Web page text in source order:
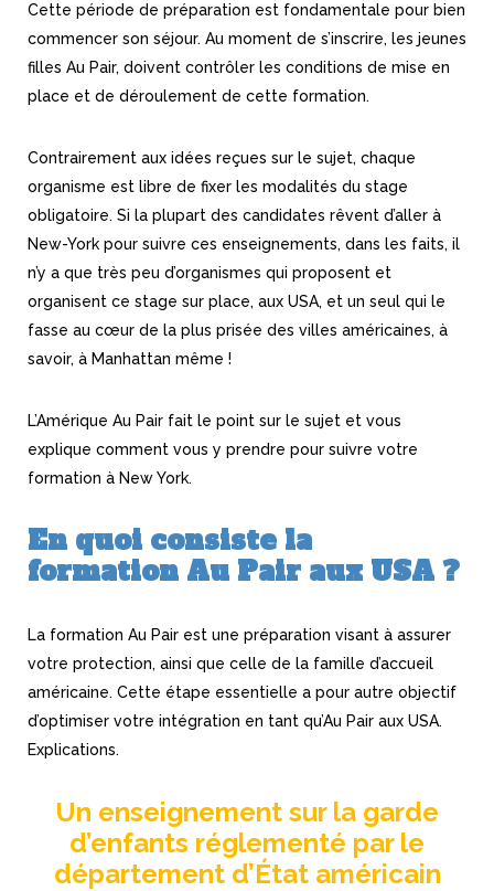
Cette période de préparation est fondamentale pour bien
commencer son séjour. Au moment de s’inscrire, les jeunes
filles Au Pair, doivent contrôler les conditions de mise en
place et de déroulement de cette formation.
Contrairement aux idées reçues sur le sujet, chaque
organisme est libre de fixer les modalités du stage
obligatoire. Si la plupart des candidates rêvent d’aller à
New-York pour suivre ces enseignements, dans les faits, il
n’y a que très peu d’organismes qui proposent et
organisent ce stage sur place, aux USA, et un seul qui le
fasse au cœur de la plus prisée des villes américaines, à
savoir, à Manhattan même !
L’Amérique Au Pair fait le point sur le sujet et vous
explique comment vous y prendre pour suivre votre
formation à New York.
En quoi consiste la
formation Au Pair aux USA ?
La formation Au Pair est une préparation visant à assurer
votre protection, ainsi que celle de la famille d’accueil
américaine. Cette étape essentielle a pour autre objectif
d’optimiser votre intégration en tant qu’Au Pair aux USA.
Explications.
Un enseignement sur la garde
d’enfants réglementé par le
département d’État américain